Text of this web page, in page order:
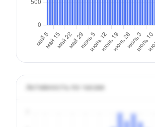
Активность по часам